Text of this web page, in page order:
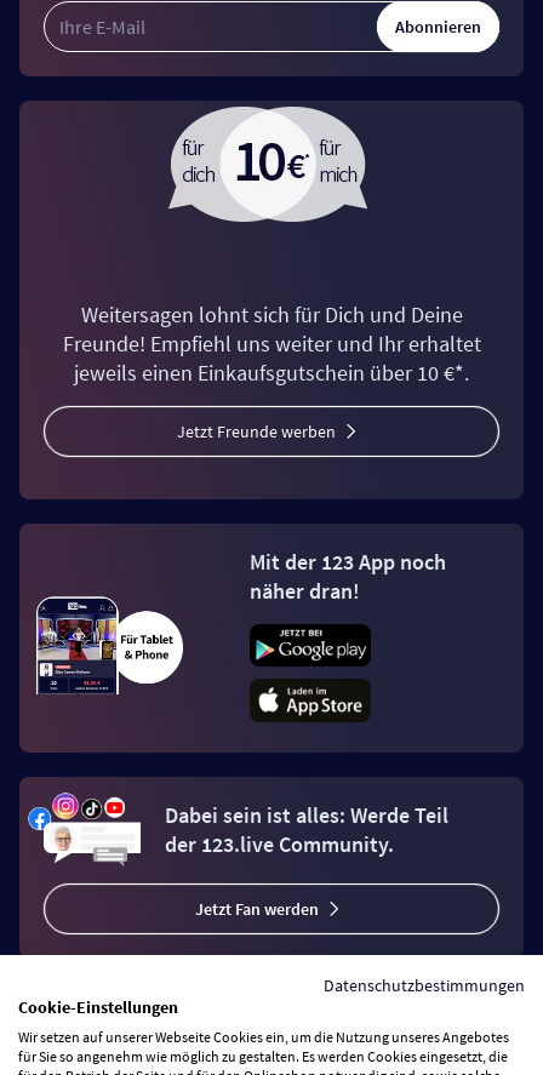
Abonnieren
Weitersagen lohnt sich für Dich und Deine
Freunde! Empfiehl uns weiter und Ihr erhaltet
jeweils einen Einkaufsgutschein über 10 €*.
Jetzt Freunde werben
Mit der 123 App noch
näher dran!
Dabei sein ist alles: Werde Teil
der 123.live Community.
Jetzt Fan werden
Vertrag widerrufen
Datenschutzbestimmungen
Cookie-Einstellungen
Wir setzen auf unserer Webseite Cookies ein, um die Nutzung unseres Angebotes
für Sie so angenehm wie möglich zu gestalten. Es werden Cookies eingesetzt, die